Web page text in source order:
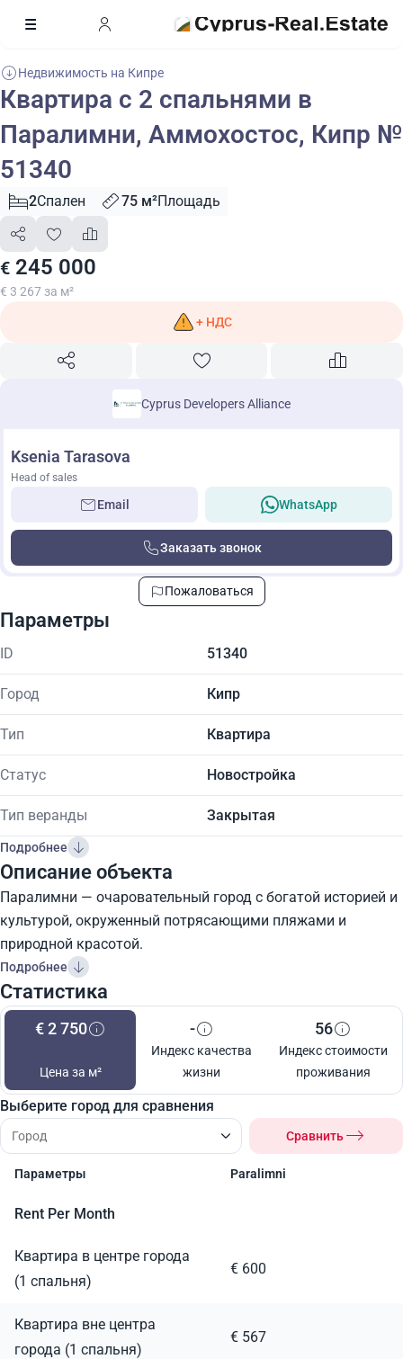
Недвижимость на Кипре
Квартира с 2 спальнями в
Паралимни, Аммохостос, Кипр №
51340
2Спален 75 м²Площадь
€ 245 000
€ 3 267 за м²
+ НДС
Cyprus Developers Alliance
Ksenia Tarasova
Head of sales
Email WhatsApp
Заказать звонок
Пожаловаться
Параметры
ID 51340
Город Кипр
Тип Квартира
Статус Новостройка
Тип веранды Закрытая
Подробнее
Описание объекта
Паралимни — очаровательный город с богатой историей и
культурой, окруженный потрясающими пляжами и
природной красотой.
Подробнее
Статистика
€ 2 750
Цена за м²
-
Индекс качества
жизни
56
Индекс стоимости
проживания
Выберите город для сравнения
Сравнить
Параметры Paralimni
Rent Per Month
Квартира в центре города
(1 спальня)
€ 600
Квартира вне центра
города (1 спальня)
€ 567